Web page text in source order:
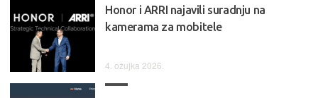
Honor i ARRI najavili suradnju na
kamerama za mobitele
4. ožujka 2026.